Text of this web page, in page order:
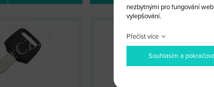
nezbytnými pro fungování
vylepšování.
Přečíst více
Souhlasím a